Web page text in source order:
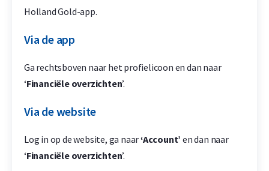
Holland Gold-app.
Via de app
Ga rechtsboven naar het profielicoon en dan naar
‘Financiële overzichten’.
Via de website
Log in op de website, ga naar‘Account’ en dan naar
‘Financiële overzichten’.